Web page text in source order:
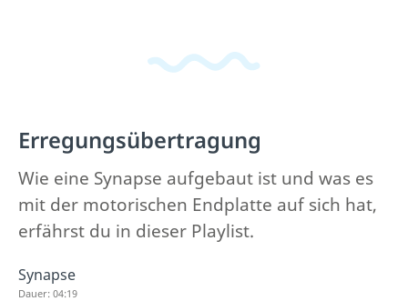
Erregungsübertragung
Wie eine Synapse aufgebaut ist und was es
mit der motorischen Endplatte auf sich hat,
erfährst du in dieser Playlist.
Synapse
Dauer: 04:19